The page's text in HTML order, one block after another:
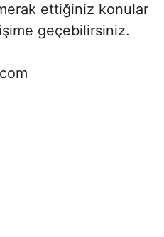
ettiğiniz konular
geçebilirsiniz.